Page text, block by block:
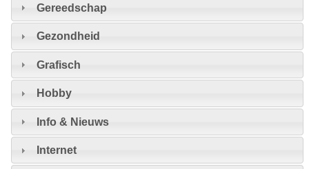
Gereedschap
Gezondheid
Grafisch
Hobby
Info & Nieuws
Internet